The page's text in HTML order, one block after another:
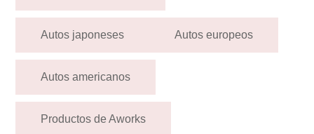
Autos japoneses Autos europeos
Autos americanos
Productos de Aworks